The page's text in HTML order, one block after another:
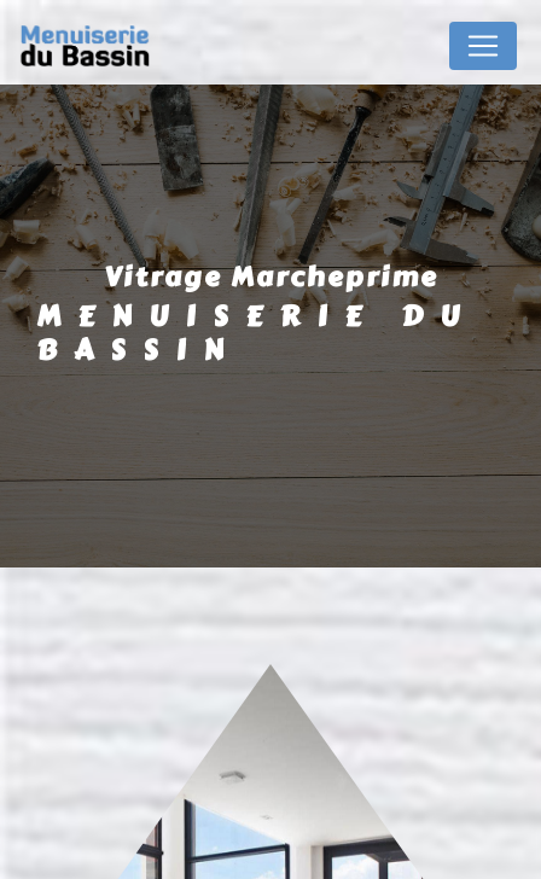
vitrage Marcheprime
MENUISERIE DU
BASSIN